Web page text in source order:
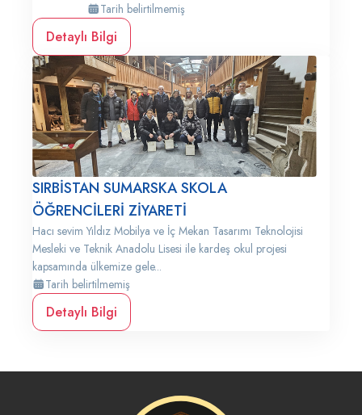
Tarih belirtilmemiş
Detaylı Bilgi
SIRBİSTAN SUMARSKA SKOLA
ÖĞRENCİLERİ ZİYARETİ
Hacı sevim Yıldız Mobilya ve İç Mekan Tasarımı Teknolojisi
Mesleki ve Teknik Anadolu Lisesi ile kardeş okul projesi
kapsamında ülkemize gele...
Tarih belirtilmemiş
Detaylı Bilgi